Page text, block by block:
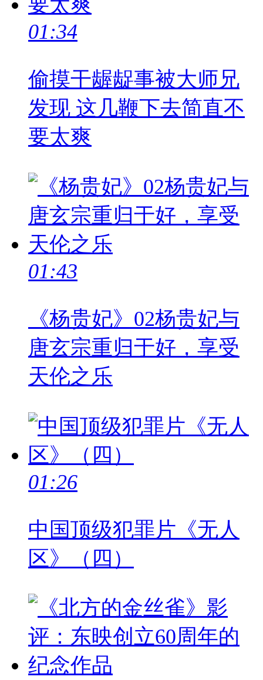
01:34
偷摸干龌龊事被大师兄
发现 这几鞭下去简直不
要太爽
01:43
《杨贵妃》02杨贵妃与
唐玄宗重归于好，享受
天伦之乐
01:26
中国顶级犯罪片《无人
区》（四）